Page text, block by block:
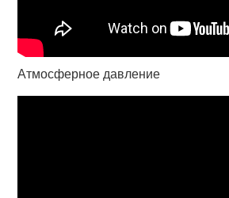
Атмосферное давление